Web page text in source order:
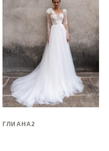
ГЛИАНА2